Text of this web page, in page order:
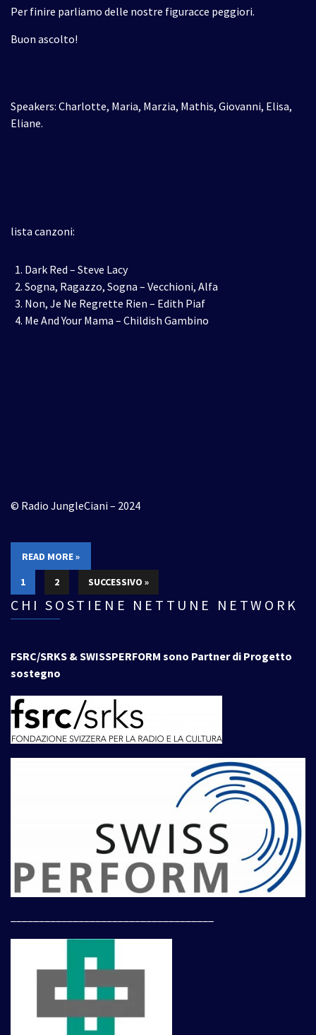
Per finire parliamo delle nostre figuracce peggiori.
Buon ascolto!
Speakers: Charlotte, Maria, Marzia, Mathis, Giovanni, Elisa,
Eliane.
lista canzoni:
Dark Red – Steve Lacy
Sogna, Ragazzo, Sogna – Vecchioni, Alfa
Non, Je Ne Regrette Rien – Edith Piaf
Me And Your Mama – Childish Gambino
© Radio JungleCiani – 2024
READ MORE »
1
2 SUCCESSIVO »
CHI SOSTIENE NETTUNE NETWORK
FSRC/SRKS & SWISSPERFORM sono Partner di Progetto
sostegno